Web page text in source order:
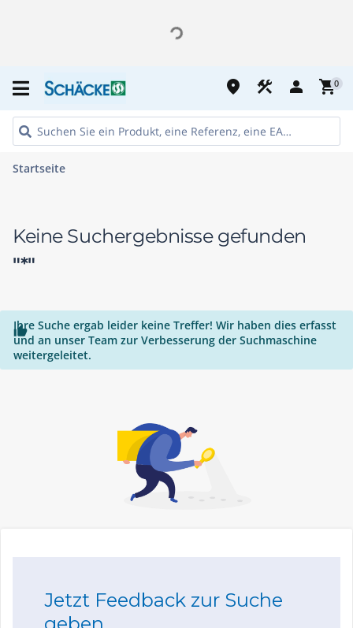
place construction person shopping_cart0
Startseite
Keine Suchergebnisse gefunden
"*"

Ihre Suche ergab leider keine Treffer! Wir haben dies erfasst
und an unser Team zur Verbesserung der Suchmaschine
weitergeleitet.